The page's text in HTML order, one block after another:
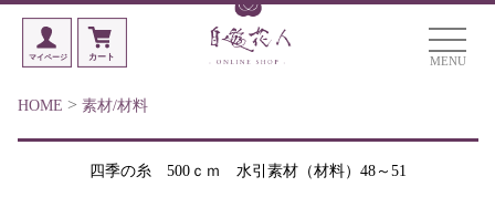
MENU
HOME > 素材/材料
四季の糸 500ｃｍ 水引素材（材料）48～51